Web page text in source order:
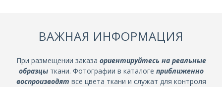
ВАЖНАЯ ИНФОРМАЦИЯ
При размещении заказа ориентируйтесь на реальные
образцыткани. Фотографии в каталоге приближенно
воспроизводят все цвета ткани и служат для контроля